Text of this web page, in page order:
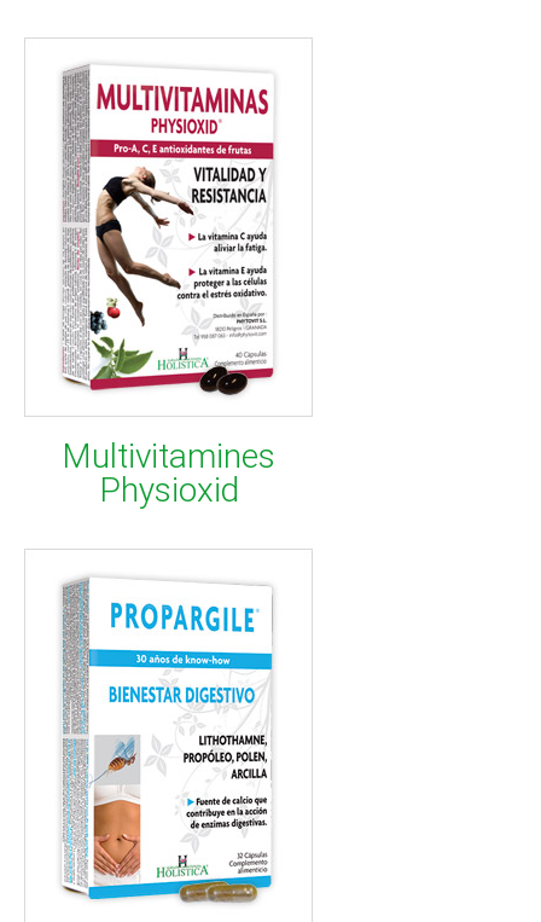
Multivitamines
Physioxid